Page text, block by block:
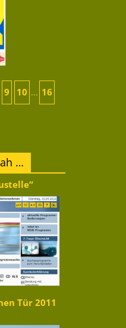
9 10 ... 16
…
Tür 2011